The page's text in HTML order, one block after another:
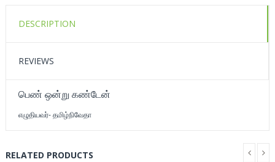
DESCRIPTION
REVIEWS
பெண் ஒன்று கண்டேன்
எழுதியவர்- தமிழ்நிவேதா
RELATED PRODUCTS